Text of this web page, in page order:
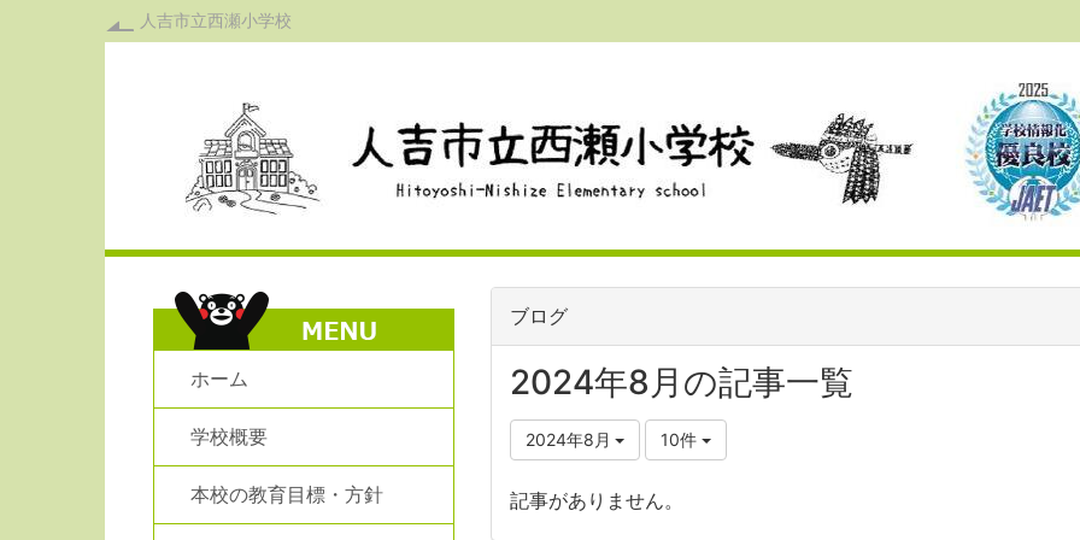
人吉市立西瀬小学校
ブログ
2024年8月の記事一覧
2024年8月 10件
記事がありません。
ホーム
学校概要
本校の教育目標・方針